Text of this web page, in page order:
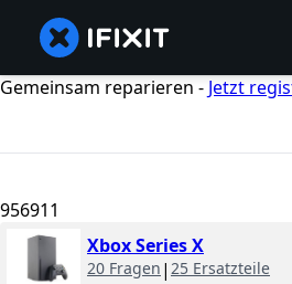
Gemeinsam reparieren - Jetzt
956911
Xbox Series X
20 Fragen | 25 Ersatzteile